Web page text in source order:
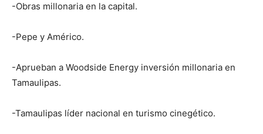
-Obras millonaria en la capital.
-Pepe y Américo.
-Aprueban a Woodside Energy inversión millonaria en
Tamaulipas.
-Tamaulipas líder nacional en turismo cinegético.